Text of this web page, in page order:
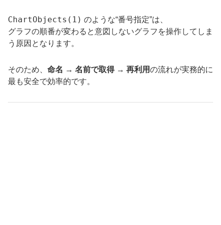
ChartObjects(1) のような“番号指定”は、
グラフの順番が変わると意図しないグラフを操作してしま
う原因となります。
そのため、 命名 → 名前で取得 → 再利用の流れが実務的に
最も安全で効率的です。